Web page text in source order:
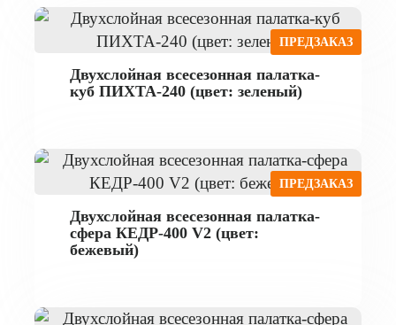
ПРЕДЗАКАЗ
Двухслойная всесезонная палатка-
куб ПИХТА-240 (цвет: зеленый)
ПРЕДЗАКАЗ
Двухслойная всесезонная палатка-
сфера КЕДР-400 V2 (цвет:
бежевый)